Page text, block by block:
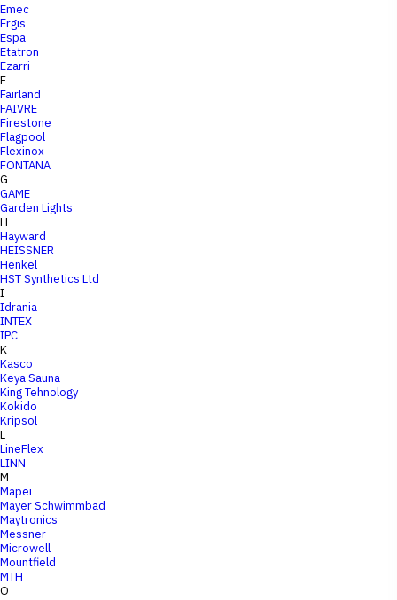
Emec
Ergis
Espa
Etatron
Ezarri
F
Fairland
FAIVRE
Firestone
Flagpool
Flexinox
FONTANA
G
GAME
Garden Lights
H
Hayward
HEISSNER
Henkel
HST Synthetics Ltd
I
Idrania
INTEX
IPC
K
Kasco
Keya Sauna
King Tehnology
Kokido
Kripsol
L
LineFlex
LINN
M
Mapei
Mayer Schwimmbad
Maytronics
Messner
Microwell
Mountfield
MTH
O